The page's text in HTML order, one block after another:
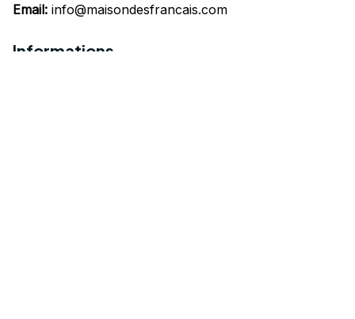
Email: info@maisondesfrancais.com
Informations